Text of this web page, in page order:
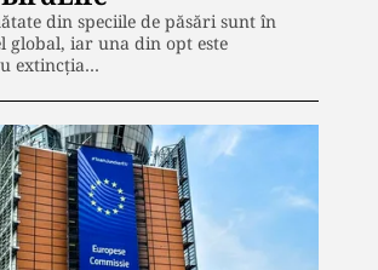
din speciile de păsări sunt în
global, iar una din opt este
extincţia…